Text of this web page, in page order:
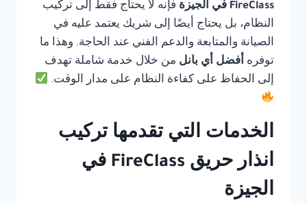
FireClass في الجيزة
فإنه لا يحتاج فقط إلى تركيب
النظام، بل يحتاج أيضًا إلى شريك يعتمد عليه في
الصيانة والمتابعة والدعم الفني عند الحاجة. وهذا ما
توفره أفضل أي بانل من خلال خدمة شاملة تهدف
إلى الحفاظ على كفاءة النظام على مدار الوقت.
الخدمات التي تقدمها تركيب
انذار حريق FireClass في
الجيزة